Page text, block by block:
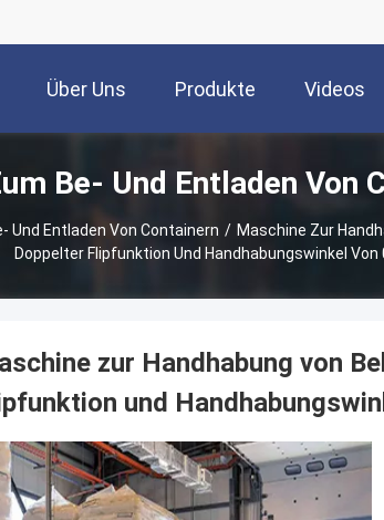
Über Uns Produkte Videos
Be- Und Entladen Von
Und Entladen Von Containern / Maschine Zur
Doppelter Flipfunktion Und Handhabungswinkel Von
zur Handhabung von
und